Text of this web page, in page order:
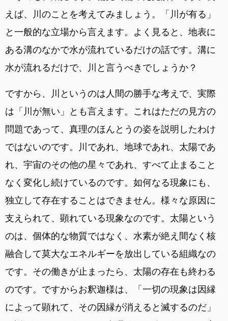
えば、川のことを考えてみましょう。「川が有る」
と一般的な立場から言えます。よく見ると、地表に
ある溝のなかで水が流れているだけの話です。溝に
水が流れるだけで、川と言うべきでしょうか？
ですから、川というのは人間の勝手な考えで、実際
は「川が無い」とも言えます。これはただの見方の
問題であって、真理のほんとうの姿を説明したわけ
ではないのです。川であれ、地球であれ、太陽であ
れ、宇宙のその他の星々であれ、すべて止まること
なく変化し続けているのです。如何なる現象にも、
独立して存在することはできません。様々な原因に
支えられて、顕れている現象なのです。太陽という
のは、個体的な物質ではなく、水素が絶え間なく核
融合して莫大なエネルギーを放出している組織なの
です。その働きが止まったら、太陽の存在も終わる
のです。ですからお釈迦様は、「一切の現象は因縁
によって顕れて、その因縁が消えると滅するのだ」